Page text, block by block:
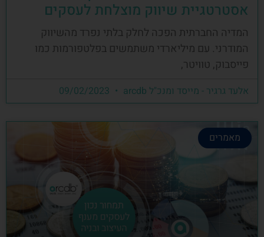
אסטרטגיית שיווק מוצלחת לעסקים
המדיה החברתית הפכה לחלק בלתי נפרד מהשיווק
המודרני. עם מיליארדי משתמשים בפלטפורמות כמו
פייסבוק, טוויטר,
אלעד גרגיר - מייסד ומנכ"ל arcdb
מאמרים